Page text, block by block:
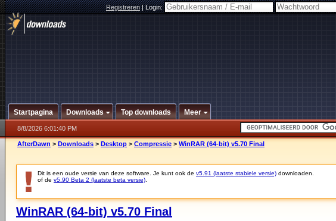
Registreren|Login:
Startpagina Downloads Top downloads Meer
8/8/2026 6:01:40 PM
AfterDawn > Downloads > Desktop > Compressie > WinRAR (64-bit) v5.70 Final
Dit is een oude versie van deze software. Je kunt ook de v5.91 (laatste stabiele versie) downloaden.
of de v5.90 Beta 2 (laatste beta versie)
WinRAR (64-bit) v5.70 Final